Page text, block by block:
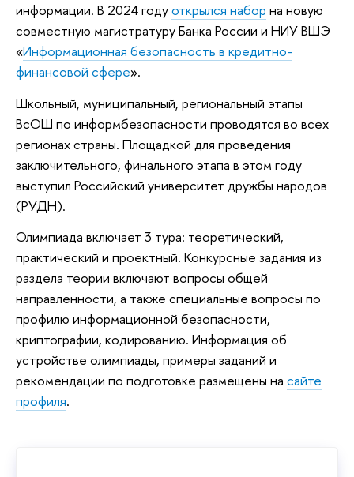
информации. В 2024 годуоткрылся набор на новую
совместную магистратуру Банка России и НИУ ВШЭ
«Информационная безопасность в кредитно-
финансовой сфере».
Школьный, муниципальный, региональный этапы
ВсОШ по информбезопасности проводятся во всех
регионах страны. Площадкой для проведения
заключительного, финального этапа в этом году
выступил Российский университет дружбы народов
(РУДН).
Олимпиада включает 3 тура: теоретический,
практический и проектный. Конкурсные задания из
раздела теории включают вопросы общей
направленности, а также специальные вопросы по
профилю информационной безопасности,
криптографии, кодированию. Информация об
устройстве олимпиады, примеры заданий и
рекомендации по подготовке размещены на сайте
профиля.